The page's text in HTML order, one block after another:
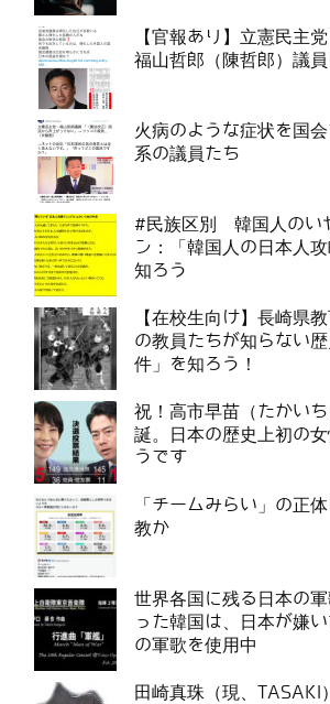
【官報あり】立憲民主
福山哲郎（陳哲郎）議
火病のような症状を国
系の議員たち
#民族区別 韓国人のい
ン：「韓国人の日本人
知ろう
【在校生向け】長崎県
の教員たちが知らない
件」を知ろう！
祝！高市早苗（たかい
誕。日本の歴史上初の
うです
「チームみらい」の正
教か
世界各国に残る日本の
った韓国は、日本が嫌
の軍歌を使用中
田崎真珠（現、TASAKI